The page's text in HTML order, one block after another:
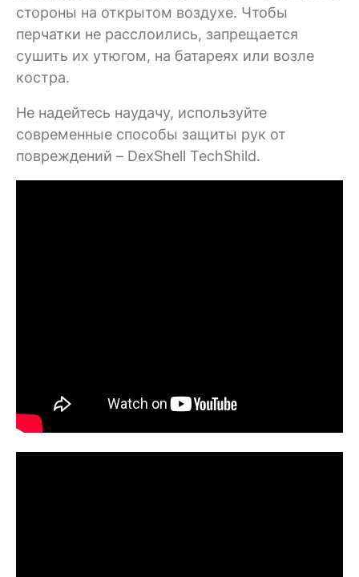
стороны на открытом воздухе. Чтобы
перчатки не расслоились, запрещается
сушить их утюгом, на батареях или возле
костра.
Не надейтесь наудачу, используйте
современные способы защиты рук от
повреждений – DexShell TechShild.